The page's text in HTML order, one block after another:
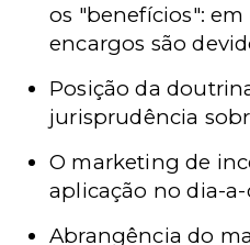
os "benefícios": em
encargos são
Posição da
jurisprudência
O marketing de
aplicação no dia-
Abrangência do